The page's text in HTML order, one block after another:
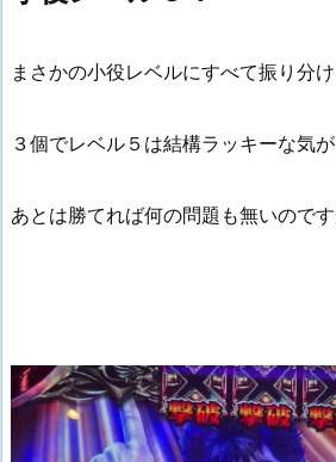
まさかの小役レベルにすべて振り分け
３個でレベル５は結構ラッキーな気が
あとは勝てれば何の問題も無いので